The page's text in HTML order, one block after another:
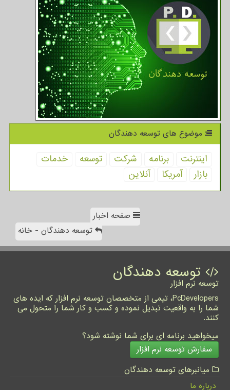
موضوع های توسعه دهندگان
اینترنت برنامه شركت توسعه
خدمات
بازار
آمریكا آنلاین
صفحه اخبار
توسعه دهندگان - خانه
توسعه دهندگان
توسعه نرم افزار
PcDevelopers، تیمی از متخصصان توسعه نرم افزار که ایده های
شما را به واقعیت تبدیل نموده و کسب و کار شما را متحول می
کنند.
میخواهید برنامه ای برای شما نوشته شود؟
سفارش توسعه نرم افزار
میانبرهای توسعه دهندگان
درباره ما